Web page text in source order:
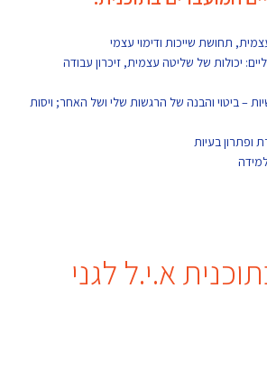
תחושת שייכות ודימוי עצמי
יכולות של שליטה עצמית, זיכרון עבודה
– ביטוי והבנה של הרגשות שלי ושל האחר; ויסות
ופתרון בעיות
א.י.ל לגני